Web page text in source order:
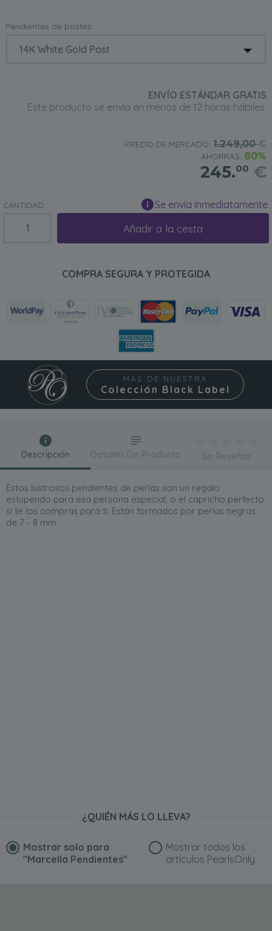
Pendientes de postes:
ENVÍO ESTÁNDAR GRATIS
Este producto se envía en menos de 12 horas hábiles.
PRECIO DE MERCADO: 1.249,00€
AHORRAS: 80%
245.00 €
CANTIDAD: Se envía inmediatamente
Añadir a la cesta
COMPRA SEGURA Y PROTEGIDA
MÁS DE NUESTRA
Colección Black Label
Descripción
Estos lustrosos pendientes de perlas son un regalo
estupendo para esa persona especial, o el capricho perfecto
si te los compras para ti. Están formados por perlas negras
de 7 - 8 mm.
Detalles De Producto Sin Reseñas
¿QUIÉN MÁS LO LLEVA?
Mostrar solo para
"Marcella Pendientes"
Mostrar todos los
artículos PearlsOnly